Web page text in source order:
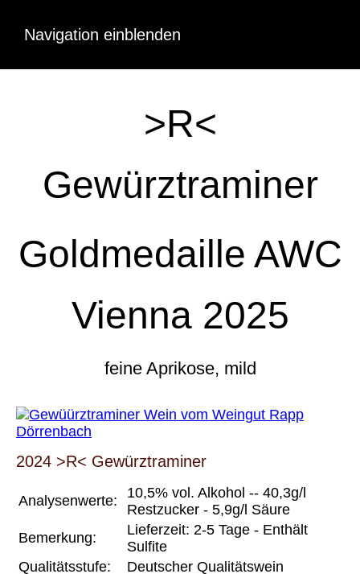
Navigation einblenden
>R<
Gewürztraminer
Goldmedaille AWC
Vienna 2025
feine Aprikose, mild
2024 >R< Gewürztraminer
Analysenwerte:
10,5% vol. Alkohol -- 40,3g/l
Restzucker - 5,9g/l Säure
Bemerkung:
Lieferzeit: 2-5 Tage - Enthält
Sulfite
Qualitätsstufe:
Deutscher Qualitätswein